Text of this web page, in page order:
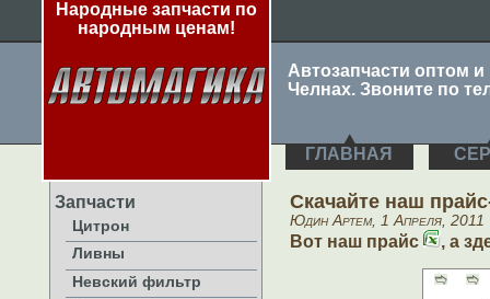
Народные запчасти по
народным ценам!
Автозапчасти оптом
Челнах. Звоните по
ГЛАВНАЯ
Запчасти
Цитрон
Ливны
Невский фильтр
Скачайте наш
Юдин Артем, 1 Апреля, 2011
Вот наш прайс , а